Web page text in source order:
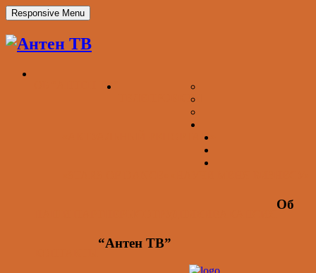
Responsive Menu
ОБ “АНТЕН ТВ”
ТЕЛЕПРОЕКТЫ
«АКТУАЛЬНЫЙ РЕПОРТАЖ»
Об
“Антен ТВ”